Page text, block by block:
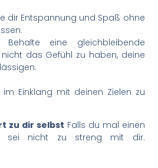
dir Entspannung und Spaß ohne
Behalte eine gleichbleibende
das Gefühl zu haben, deine
im Einklang mit deinen Zielen zu
zu dir selbst Falls du mal einen
sei nicht zu streng mit dir.